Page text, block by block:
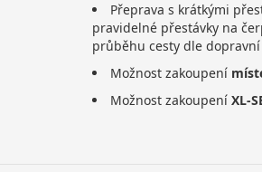
Přeprava s krátkými
pravidelné přestávky na
průběhu cesty dle
Možnost zakoupení
Možnost zakoupení XL-